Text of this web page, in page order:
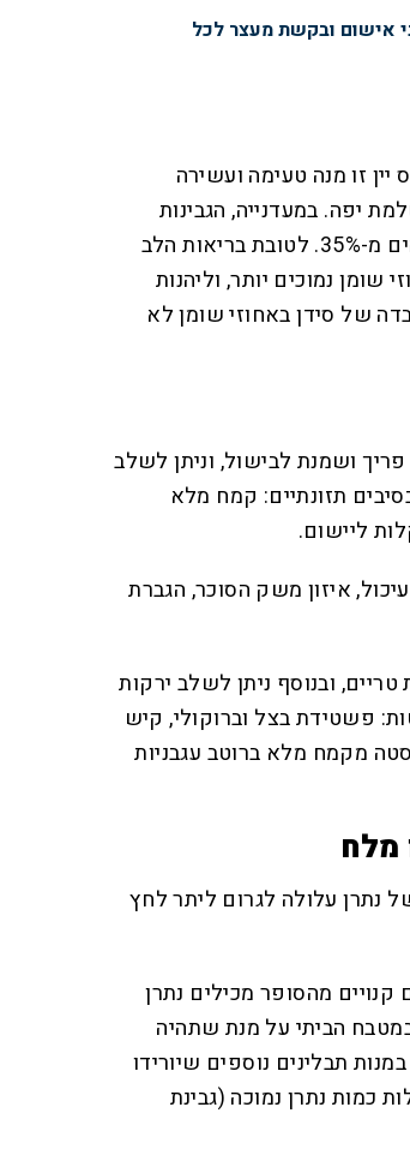
אישום ובקשת מעצר לכל
יין זו מנה טעימה ועשירה
יפה. במעדנייה, הגבינות
המשובחות ביותר הן בעלות אחוזי שומן הגבוהים מ-35%. לטובת בריאות הלב
שומן נמוכים יותר, וליהנות
של סידן באחוזי שומן לא
ושמנת לבישול, וניתן לשלב
תזונתיים: קמח מלא
ליישום.
איזון משק הסוכר, הגברת
ובנוסף ניתן לשלב ירקות
פשטידת בצל וברוקולי, קיש
מקמח מלא ברוטב עגבניות
מלח
נתרן עלולה לגרום ליתר לחץ
מהסופר מכילים נתרן
הביתי על מנת שתהיה
תבלינים נוספים שיורידו
כמות נתרן נמוכה (גבינת